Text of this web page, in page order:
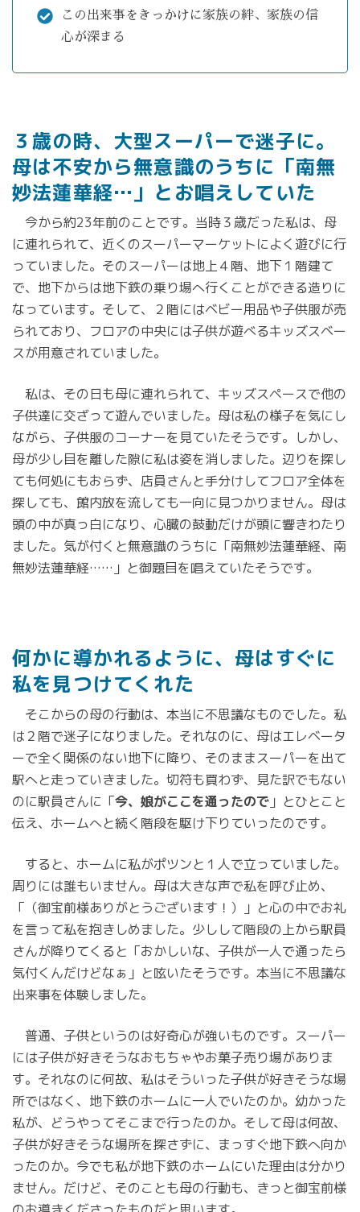
この出来事をきっかけに家族の絆、家族の信
心が深まる
３歳の時、大型スーパーで迷子に。
母は不安から無意識のうちに「南無
妙法蓮華経…」とお唱えしていた
今から約23年前のことです。当時３歳だった私は、母
に連れられて、近くのスーパーマーケットによく遊びに行
っていました。そのスーパーは地上４階、地下１階建て
で、地下からは地下鉄の乗り場へ行くことができる造りに
なっています。そして、２階にはベビー用品や子供服が売
られており、フロアの中央には子供が遊べるキッズスベー
スが用意されていました。
私は、その日も母に連れられて、キッズスペースで他の
子供達に交ざって遊んでいました。母は私の様子を気にし
ながら、子供服のコーナーを見ていたそうです。しかし、
母が少し目を離した隙に私は姿を消しました。辺りを探し
ても何処にもおらず、店員さんと手分けしてフロア全体を
探しても、館内放を流しても一向に見つかりません。母は
頭の中が真っ白になり、心臓の鼓動だけが頭に響きわたり
ました。気が付くと無意識のうちに「南無妙法蓮華経、南
無妙法蓮華経……」と御題目を唱えていたそうです。
何かに導かれるように、母はすぐに
私を見つけてくれた
そこからの母の行動は、本当に不思議なものでした。私
は２階で迷子になりました。それなのに、母はエレベータ
ーで全く関係のない地下に降り、そのままスーパーを出て
駅へと走っていきました。切符も買わず、見た訳でもない
のに駅員さんに「今、娘がここを通ったので 」とひとこと
伝え、ホームへと続く階段を駆け下りていったのです。
すると、ホームに私がポツンと１人で立っていました。
周りには誰もいません。母は大きな声で私を呼び止め、
「（御宝前様ありがとうございます！）」と心の中でお礼
を言って私を抱きしめました。少しして階段の上から駅員
さんが降りてくると「おかしいな、子供が一人で通ったら
気付くんだけどなぁ」と呟いたそうです。本当に不思議な
出来事を体験しました。
普通、子供というのは好奇心が強いものです。スーパー
には子供が好きそうなおもちゃやお菓子売り場がありま
す。それなのに何故、私はそういった子供が好きそうな場
所ではなく、地下鉄のホームに一人でいたのか。幼かった
私が、どうやってそこまで行ったのか。そして母は何故、
子供が好きそうな場所を探さずに、まっすぐ地下鉄へ向か
ったのか。今でも私が地下鉄のホームにいた理由は分かり
ません。だけど、そのことも母の行動も、きっと御宝前様